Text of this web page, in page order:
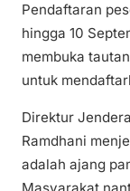
Pendaftaran
hingga 10
membuka
untuk
Direktur
Ramdhani
adalah ajang